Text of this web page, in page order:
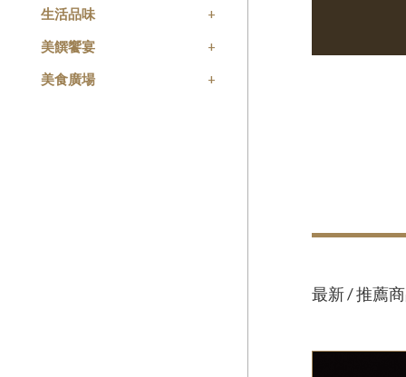
生活品味
美饌饗宴
美食廣場
最新 / 推薦